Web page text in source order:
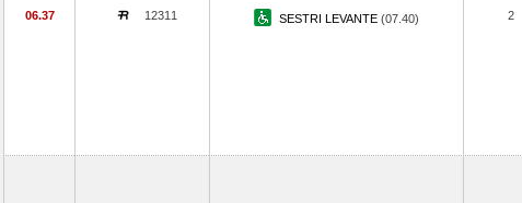
06.37 12311 SESTRI LEVANTE (07.40) 2